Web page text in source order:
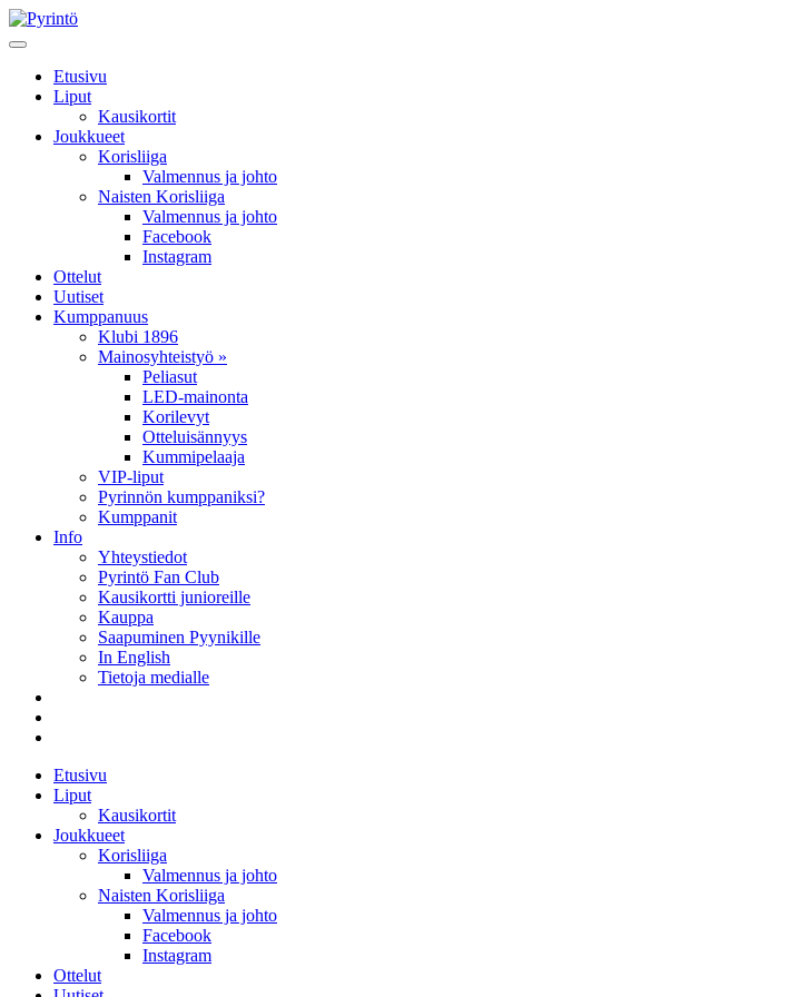
Etusivu
Liput
Kausikortit
Joukkueet
Korisliiga
Valmennus ja johto
Naisten Korisliiga
Valmennus ja johto
Facebook
Instagram
Ottelut
Uutiset
Kumppanuus
Klubi 1896
Mainosyhteistyö »
Peliasut
LED-mainonta
Korilevyt
Otteluisännyys
Kummipelaaja
VIP-liput
Pyrinnön kumppaniksi?
Kumppanit
Info
Yhteystiedot
Pyrintö Fan Club
Kausikortti junioreille
Kauppa
Saapuminen Pyynikille
In English
Tietoja medialle
Etusivu
Liput
Kausikortit
Joukkueet
Korisliiga
Valmennus ja johto
Naisten Korisliiga
Valmennus ja johto
Facebook
Instagram
Ottelut